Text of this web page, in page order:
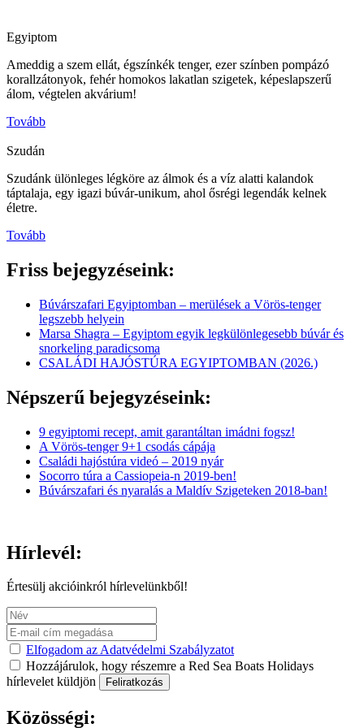
Egyiptom
Ameddig a szem ellát, égszínkék tenger, ezer színben pompázó
korallzátonyok, fehér homokos lakatlan szigetek, képeslapszerű
álom, végtelen akvárium!
Tovább
Szudán
Szudánk ülönleges légköre az álmok és a víz alatti kalandok
táptalaja, egy igazi búvár-unikum, ahol ősrégi legendák kelnek
életre.
Tovább
Friss bejegyzéseink:
Búvárszafari Egyiptomban – merülések a Vörös-tenger
legszebb helyein
Marsa Shagra – Egyiptom egyik legkülönlegesebb búvár és
snorkeling paradicsoma
CSALÁDI HAJÓSTÚRA EGYIPTOMBAN (2026.)
Népszerű bejegyzéseink:
9 egyiptomi recept, amit garantáltan imádni fogsz!
A Vörös-tenger 9+1 csodás cápája
Családi hajóstúra videó – 2019 nyár
Socorro túra a Cassiopeia-n 2019-ben!
Búvárszafari és nyaralás a Maldív Szigeteken 2018-ban!
Hírlevél:
Értesülj akcióinkról hírlevelünkből!
Elfogadom az Adatvédelmi Szabályzatot
Hozzájárulok, hogy részemre a Red Sea Boats Holidays
hírlevelet küldjön
Feliratkozás
Közösségi: